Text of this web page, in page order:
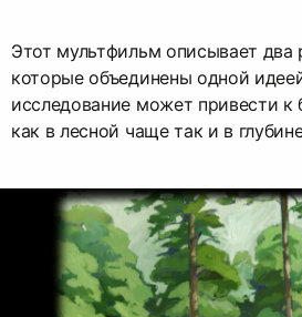
Этот мультфильм описывает два
которые объединены одной
исследование может привести
как в лесной чаще так и в